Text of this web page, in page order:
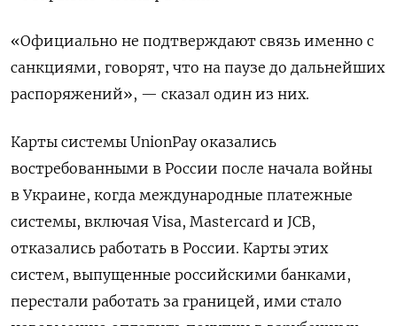
«Официально не подтверждают связь именно с
санкциями, говорят, что на паузе до дальнейших
распоряжений», — сказал один из них.
Карты системы UnionPay оказались
востребованными в России после начала войны
в Украине, когда международные платежные
системы, включая Visa, Mastercard и JCB,
отказались работать в России. Карты этих
систем, выпущенные российскими банками,
перестали работать за границей, ими стало